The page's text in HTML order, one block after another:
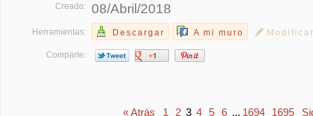
Creado: 08/Abril/2018
Herramientas: Descargar A mi muro
Comparte:
« Atrás 1 2 3 4 5 6 ... 1694 1695